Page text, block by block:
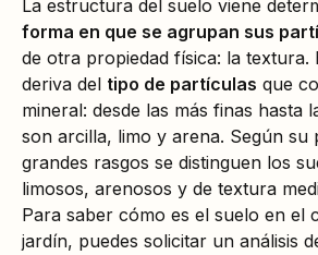
La estructura del suelo viene
forma en que se agrupan sus
de otra propiedad física: la textura.
deriva del tipo de partículas que
mineral: desde las más finas hasta
son arcilla, limo y arena. Según su
grandes rasgos se distinguen los
limosos, arenosos y de textura
Para saber cómo es el suelo en el
jardín, puedes solicitar un análisis